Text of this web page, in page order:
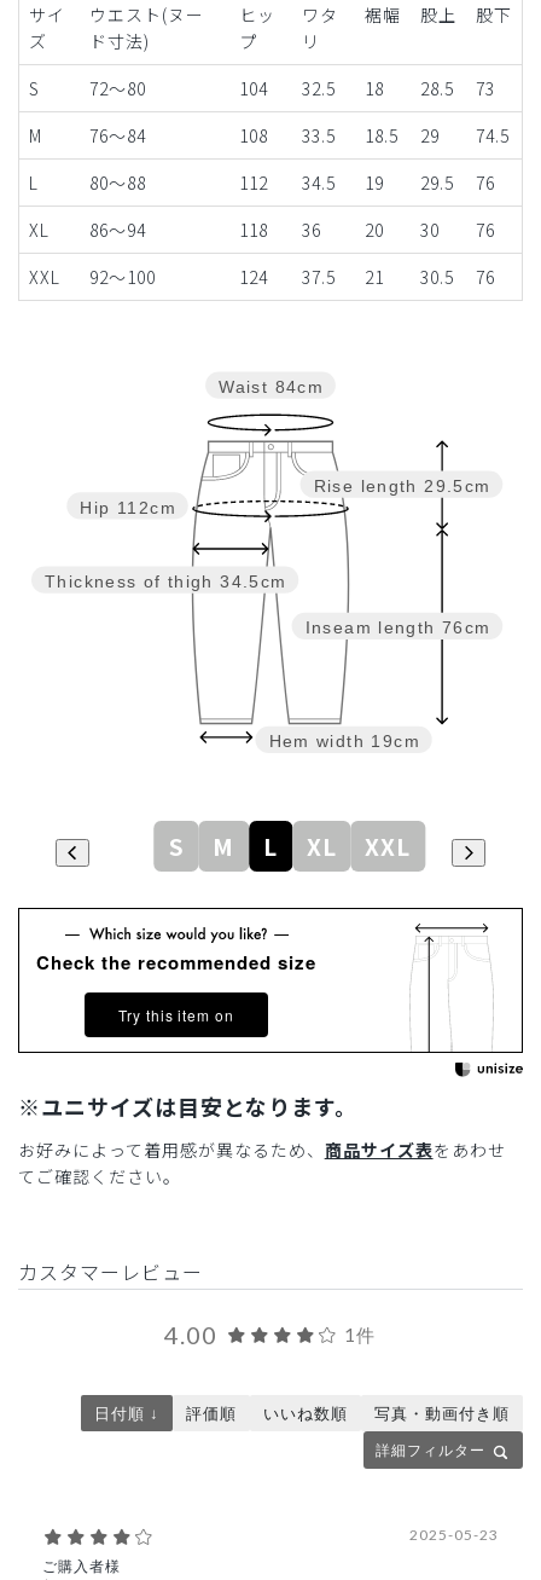
サイ
ズ
ウエスト(ヌー
ド寸法)
ヒッ
プ
ワタ
リ
裾幅 股上 股下
S 72～80 104 32.5 18 28.5
73
M
76～84 108 33.5 18.5 29
74.5
L
80～88 112 34.5 19 29.5
76
XL
86～94 118 36 20 30
76
XXL
92～100 124 37.5 21 30.5 76
Inseam length 76cm
Rise length 29.5cm
Hem width 19cm
Thickness of thigh 34.5cm
Hip 112cm
Waist 84cm
S M L XL XXL
Check the recommended size
Try this item on
※ユニサイズは目安となります。
お好みによって着用感が異なるため、 商品サイズ表をあわせ
てご確認ください。
カスタマーレビュー
4.00 1件
詳細フィルター
日付順 ↓ 評価順 いいね数順 写真・動画付き順
ご購入者様
2025-05-23